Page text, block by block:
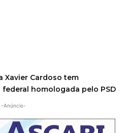
Xavier Cardoso tem
homologada pelo PSD
-Anúncio-